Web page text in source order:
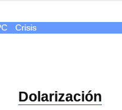
Crisis
Dolarización